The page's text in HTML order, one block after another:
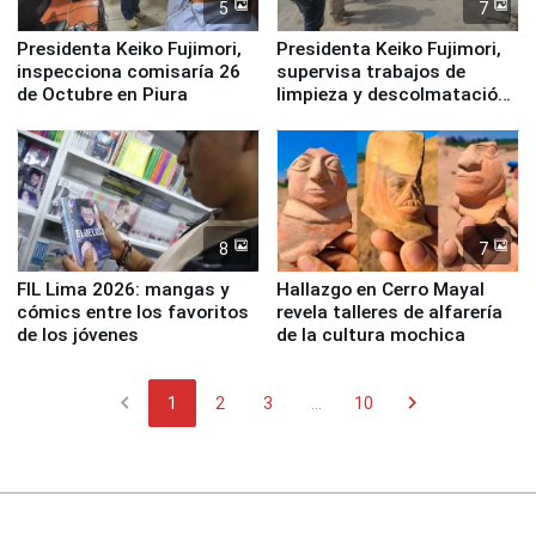
5
Presidenta Keiko Fujimori,
inspecciona comisaría 26
de Octubre en Piura
7
Presidenta Keiko Fujimori,
supervisa trabajos de
limpieza y descolmatación
8
FIL Lima 2026: mangas y
cómics entre los favoritos
de los jóvenes
7
Hallazgo en Cerro Mayal
revela talleres de alfarería
de la cultura mochica
chevron_left 1 2 3 10 chevron_right